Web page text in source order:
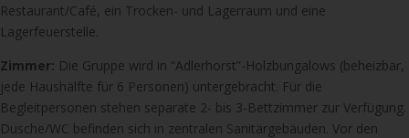
Restaurant/Café, ein Trocken- und Lagerraum und eine
Lagerfeuerstelle.
Zimmer: Die Gruppe wird in “Adlerhorst”-Holzbungalows (beheizbar,
jede Haushälfte für 6 Personen) untergebracht. Für die
Begleitpersonen stehen separate 2- bis 3-Bettzimmer zur Verfügung.
Dusche/WC befinden sich in zentralen Sanitärgebäuden. Vor den